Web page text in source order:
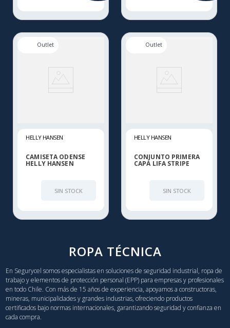
HELLY HANSEN
CAMISETA ODENSE
HELLY HANSEN
SIN STOCK
HELLY HANSEN
CONJUNTO PRIMERA
CAPA LIFA STRIPE
SIN STOCK
ROPA TÉCNICA
En Segurycel somos especialistas en soluciones de seguridad industrial, ropa de
trabajo y elementos de protección personal (EPP) para empresas y profesionales
en todo Chile. Con más de 15 años de experiencia, apoyamos a constructoras,
mineras, municipalidades y grandes industrias, ofreciendo productos
certificados bajo normas internacionales, garantizando seguridad y confianza en
cada compra.